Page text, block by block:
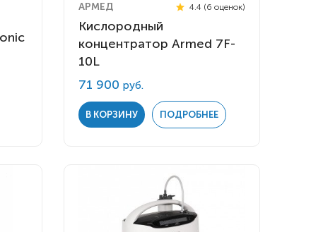
АРМЕД 4.4 (6 оценок)
Кислородный
концентратор Armed 7F-
10L
71 900руб.
В КОРЗИНУ ПОДРОБНЕЕ